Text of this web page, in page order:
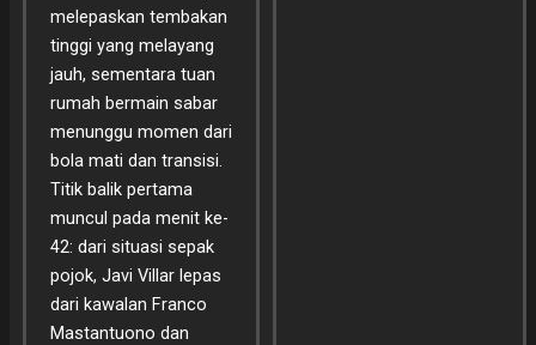
melepaskan tembakan
tinggi yang melayang
jauh, sementara tuan
rumah bermain sabar
menunggu momen dari
bola mati dan transisi.
Titik balik pertama
muncul pada menit ke-
42: dari situasi sepak
pojok, Javi Villar lepas
dari kawalan Franco
Mastantuono dan